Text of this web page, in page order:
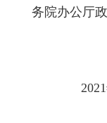
务院办公厅
2021年